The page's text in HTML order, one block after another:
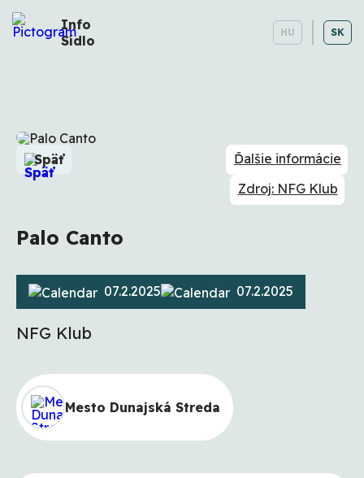
Info
Sídlo
HU SK
Späť
Ďalšie informácie
Zdroj: NFG Klub
Palo Canto
07.2.2025 07.2.2025
NFG Klub
Mesto Dunajská Streda